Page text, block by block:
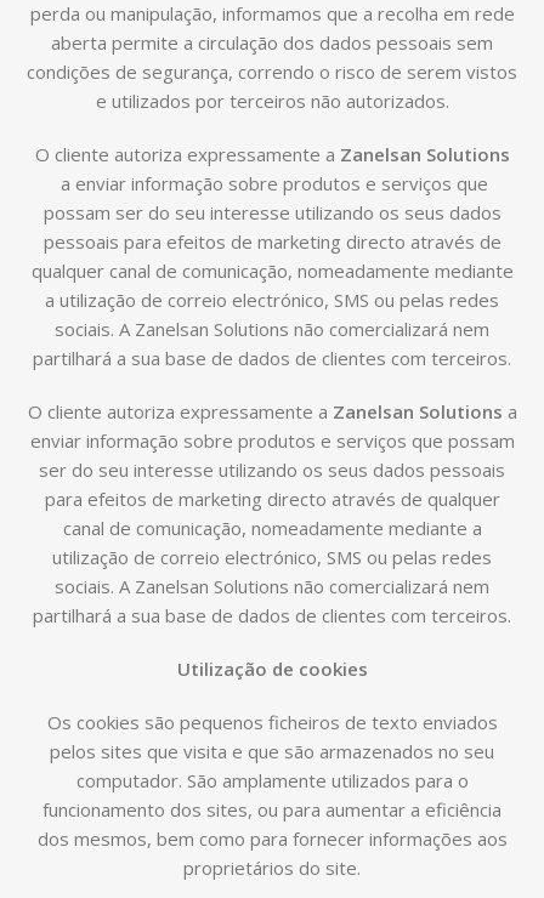
perda ou manipulação, informamos que a recolha em rede
aberta permite a circulação dos dados pessoais sem
condições de segurança, correndo o risco de serem vistos
e utilizados por terceiros não autorizados.
O cliente autoriza expressamente a Zanelsan Solutions
a enviar informação sobre produtos e serviços que
possam ser do seu interesse utilizando os seus dados
pessoais para efeitos de marketing directo através de
qualquer canal de comunicação, nomeadamente mediante
a utilização de correio electrónico, SMS ou pelas redes
sociais. A Zanelsan Solutions não comercializará nem
partilhará a sua base de dados de clientes com terceiros.
O cliente autoriza expressamente a Zanelsan Solutions a
enviar informação sobre produtos e serviços que possam
ser do seu interesse utilizando os seus dados pessoais
para efeitos de marketing directo através de qualquer
canal de comunicação, nomeadamente mediante a
utilização de correio electrónico, SMS ou pelas redes
sociais. A Zanelsan Solutions não comercializará nem
partilhará a sua base de dados de clientes com terceiros.
Utilização de cookies
Os cookies são pequenos ficheiros de texto enviados
pelos sites que visita e que são armazenados no seu
computador. São amplamente utilizados para o
funcionamento dos sites, ou para aumentar a eficiência
dos mesmos, bem como para fornecer informações aos
proprietários do site.